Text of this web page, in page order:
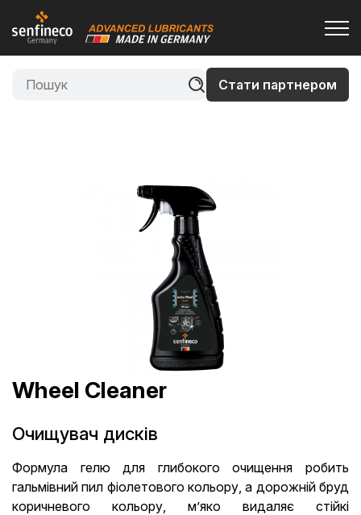
Стати партнером
Wheel Cleaner
Очищувач дисків
Формула гелю для глибокого очищення робить
гальмівний пил фіолетового кольору, а дорожній бруд
коричневого кольору, м’яко видаляє стійкі